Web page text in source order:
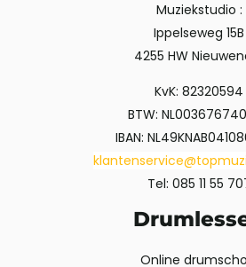
Muziekstudio :
Ippelseweg 15B
4255 HW
KvK: 82320594
BTW:
IBAN:
Tel: 085 11 55
Online